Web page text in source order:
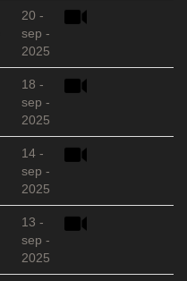
20 -
sep -
2025
18 -
sep -
2025
14 -
sep -
2025
13 -
sep -
2025